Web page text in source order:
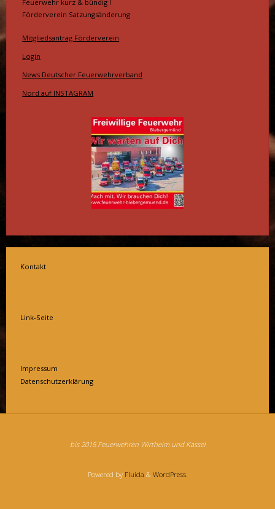
Feuerwehr kurz & bündig !
Förderverein Satzungsänderung
Mitgliedsantrag Förderverein
Login
News Deutscher Feuerwehrverband
Nord auf INSTAGRAM
Kontakt
Link-Seite
Impressum
Datenschutzerklärung
bis 2015 Feuerwehren Wirtheim und Kassel
Powered byFluida & WordPress.